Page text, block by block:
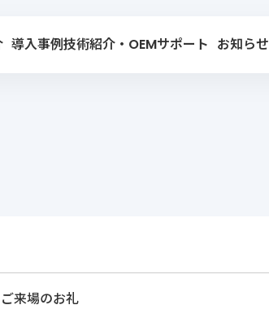
導入事例技術紹介・OEMサポート お知らせ
来場のお礼